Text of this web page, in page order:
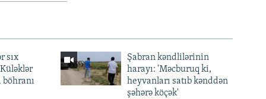
sıx
Şabran kəndlilərinin
harayı: 'Məcburuq ki,
heyvanları satıb kənddən
şəhərə köçək'